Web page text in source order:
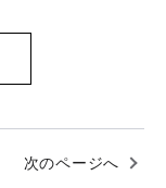
次のページへ